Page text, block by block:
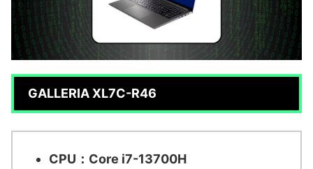
GALLERIA XL7C-R46
CPU：Core i7-13700H